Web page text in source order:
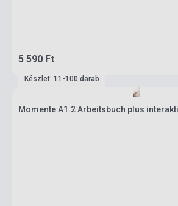
5 590 Ft
Készlet: 11-100 darab
Momente A1.2 Arbeitsbuch plus